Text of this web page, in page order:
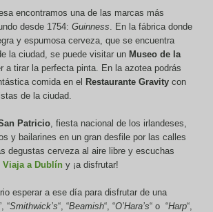
encontramos una de las marcas más
desde 1754: Guinness. En la fábrica donde
y espumosa cerveza, que se encuentra
la ciudad, se puede visitar un Museo de la
a tirar la perfecta pinta. En la azotea podrás
comida en el Restaurante Gravity con
de la ciudad.
Patricio, fiesta nacional de los irlandeses,
y bailarines en un gran desfile por las calles
degustas cerveza al aire libre y escuchas
Viaja a Dublín y ¡a disfrutar!
esperar a ese día para disfrutar de una
“Smithwick’s“, “Beamish“, “O’Hara’s“ o “Harp“,